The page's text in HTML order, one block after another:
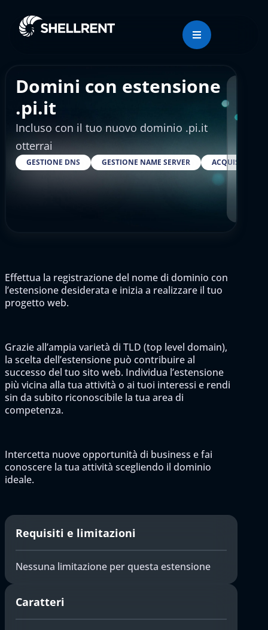
Domini con estensione
.pi.it
Incluso con il tuo nuovo dominio .pi.it
otterrai
GESTIONE DNS GESTIONE NAME SERVER ACQUISTARE
Effettua la registrazione del nome di dominio con
l’estensione desiderata e inizia a realizzare il tuo
progetto web.
Grazie all’ampia varietà di TLD (top level domain),
la scelta dell’estensione può contribuire al
successo del tuo sito web. Individua l’estensione
più vicina alla tua attività o ai tuoi interessi e rendi
sin da subito riconoscibile la tua area di
competenza.
Intercetta nuove opportunità di business e fai
conoscere la tua attività scegliendo il dominio
ideale.
Requisiti e limitazioni
Nessuna limitazione per questa estensione
Caratteri